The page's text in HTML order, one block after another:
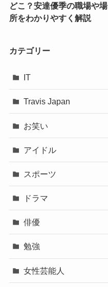
どこ？安達優季の職場や場
所をわかりやすく解説
カテゴリー
IT
Travis Japan
お笑い
アイドル
スポーツ
ドラマ
俳優
勉強
女性芸能人